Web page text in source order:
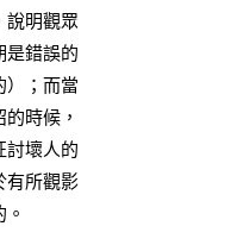
說明觀眾
是錯誤的
）；而當
時候，
討壞人的
所觀影